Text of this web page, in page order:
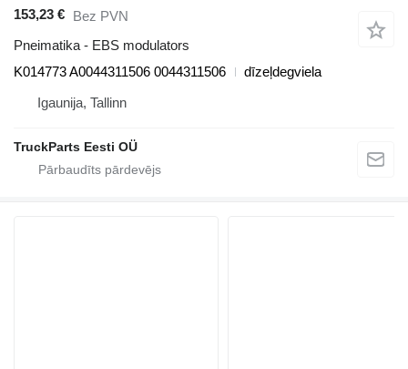
153,23 € Bez PVN
Pneimatika - EBS modulators
K014773 A0044311506 0044311506
dīzeļdegviela
Igaunija, Tallinn
TruckParts Eesti OÜ